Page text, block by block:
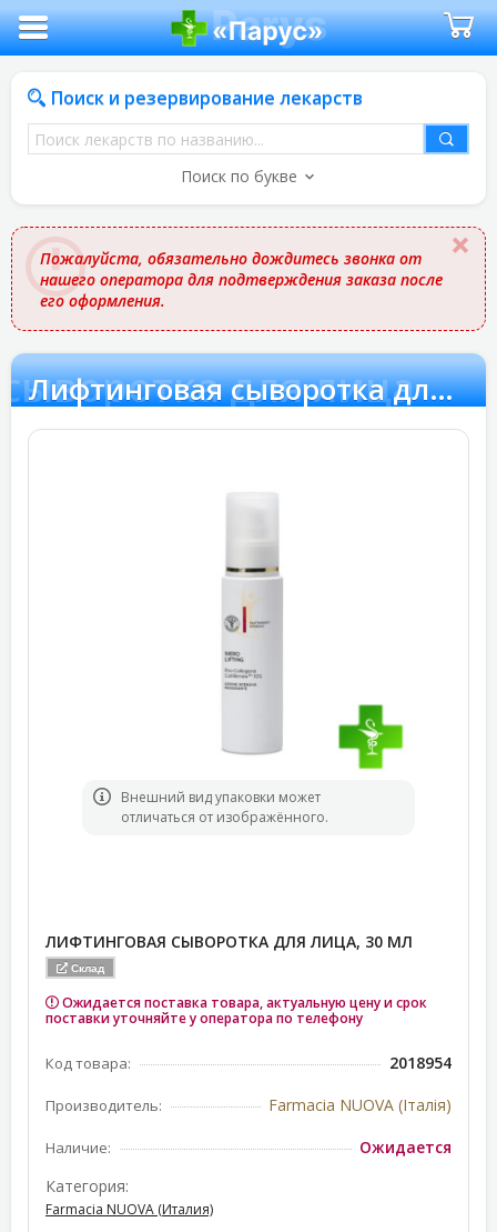
Поиск и резервирование лекарств
Поиск
лекарств
названию
Поиск по букве
Пожалуйста, обязательно дождитесь звонка от
нашего оператора для подтверждения заказа после
его оформления.
для лица Лифтинговая сыворотка для лица
Bнешний вид упаковки может
отличаться от изображённого.
ЛИФТИНГОВАЯ СЫВОРОТКА ДЛЯ ЛИЦА, 30 МЛ
Склад
Ожидается поставка товара, актуальную цену и срок
поставки уточняйте у оператора по телефону
Код товара: 2018954
Производитель: Farmacia NUOVA (Італія)
Наличие:
Ожидается
Категория:
Farmacia NUOVA (Италия)